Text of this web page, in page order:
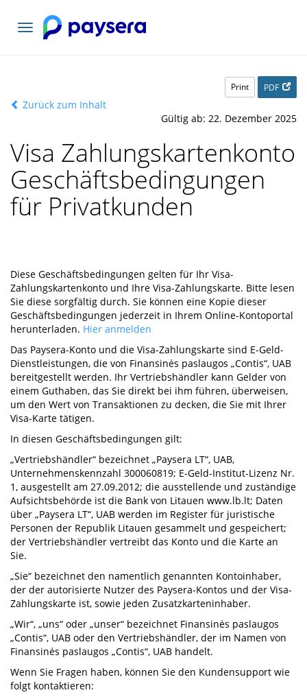
Toggle
navigation
Print PDF
Zurück zum Inhalt
Gültig ab: 22. Dezember 2025
Visa Zahlungskartenkonto
Geschäftsbedingungen
für Privatkunden
Diese Geschäftsbedingungen gelten für Ihr Visa-
Zahlungskartenkonto und Ihre Visa-Zahlungskarte. Bitte lesen
Sie diese sorgfältig durch. Sie können eine Kopie dieser
Geschäftsbedingungen jederzeit in Ihrem Online-Kontoportal
herunterladen. Hier anmelden
Das Paysera-Konto und die Visa-Zahlungskarte sind E-Geld-
Dienstleistungen, die von Finansinės paslaugos „Contis“, UAB
bereitgestellt werden. Ihr Vertriebshändler kann Gelder von
einem Guthaben, das Sie direkt bei ihm führen, überweisen,
um den Wert von Transaktionen zu decken, die Sie mit Ihrer
Visa-Karte tätigen.
In diesen Geschäftsbedingungen gilt:
„Vertriebshändler“ bezeichnet „Paysera LT“, UAB,
Unternehmenskennzahl 300060819; E-Geld-Institut-Lizenz Nr.
1, ausgestellt am 27.09.2012; die ausstellende und zuständige
Aufsichtsbehörde ist die Bank von Litauen www.lb.lt; Daten
über „Paysera LT“, UAB werden im Register für juristische
Personen der Republik Litauen gesammelt und gespeichert;
der Vertriebshändler vertreibt das Konto und die Karte an
Sie.
„Sie“ bezeichnet den namentlich genannten Kontoinhaber,
der der autorisierte Nutzer des Paysera-Kontos und der Visa-
Zahlungskarte ist, sowie jeden Zusatzkarteninhaber.
„Wir“, „uns“ oder „unser“ bezeichnet Finansinės paslaugos
„Contis“, UAB oder den Vertriebshändler, der im Namen von
Finansinės paslaugos „Contis“, UAB handelt.
Wenn Sie Fragen haben, können Sie den Kundensupport wie
folgt kontaktieren: